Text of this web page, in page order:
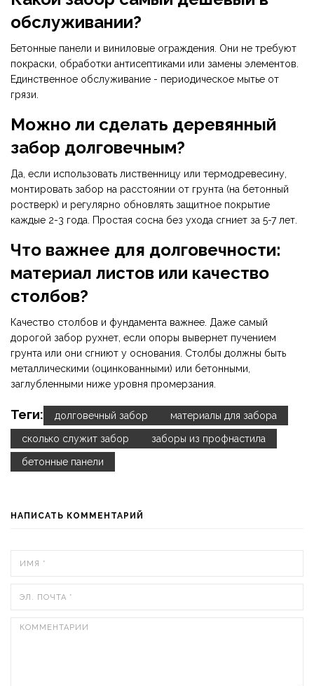
обслуживании?
Бетонные панели и виниловые ограждения. Они не требуют
покраски, обработки антисептиками или замены элементов.
Единственное обслуживание - периодическое мытье от
грязи.
Можно ли сделать деревянный
забор долговечным?
Да, если использовать лиственницу или термодревесину,
монтировать забор на расстоянии от грунта (на бетонный
ростверк) и регулярно обновлять защитное покрытие
каждые 2-3 года. Простая сосна без ухода сгниет за 5-7 лет.
Что важнее для долговечности:
материал листов или качество
столбов?
Качество столбов и фундамента важнее. Даже самый
дорогой забор рухнет, если опоры вывернет пучением
грунта или они сгниют у основания. Столбы должны быть
металлическими (оцинкованными) или бетонными,
заглубленными ниже уровня промерзания.
Теги: долговечный забор материалы для забора
сколько служит забор заборы из профнастила
бетонные панели
НАПИСАТЬ КОММЕНТАРИЙ